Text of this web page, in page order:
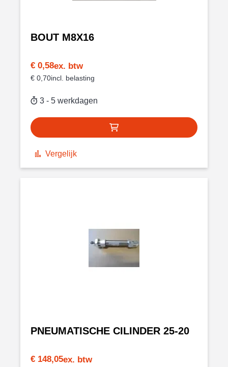
BOUT M8X16
€ 0,70
€ 0,58
3 - 5 werkdagen
Vergelijk
PNEUMATISCHE CILINDER 25-20
€ 148,05